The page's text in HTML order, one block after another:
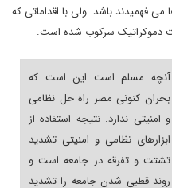
فهمیدند باشد. ولی با اقداماتی که
دموکراتیک سرکوب شده است.
آنچه مسلم است این است که
بحران کنونی مصر راه حل نظامی
و امنیتی ندارد. نتیجه استفاده از
ابزارهای نظامی و امنیتی تشدید
تشتت و تفرقه در جامعه است و
روند قطبی شدن جامعه را تشدید